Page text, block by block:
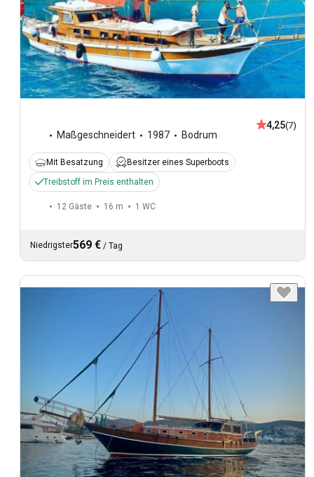
Maßgeschneidert 1987 Bodrum
4,25(7)
Mit Besatzung
Besitzer eines Superboots
Treibstoff im Preis enthalten
12 Gäste 16 m 1 WC
Niedrigster569 € / Tag